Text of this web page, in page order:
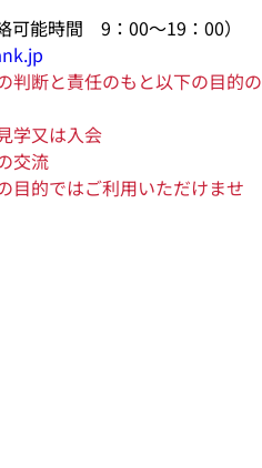
絡可能時間 9：00～19：00）
判断と責任のもと以下の目的の
学又は入会
交流
目的ではご利用いただけませ